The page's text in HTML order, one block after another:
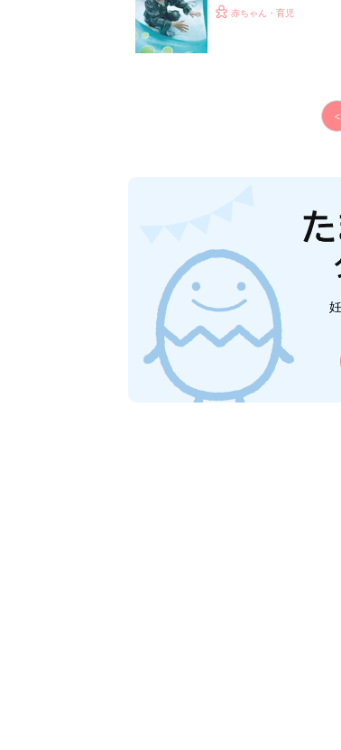
赤ちゃん・育児
<